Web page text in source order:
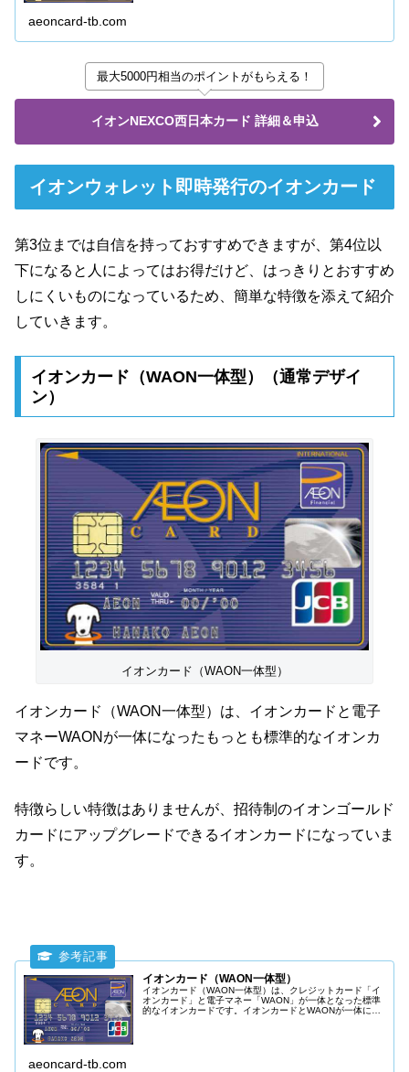
aeoncard-tb.com
最大5000円相当のポイントがもらえる！
イオンNEXCO西日本カード 詳細＆申込
イオンウォレット即時発行のイオンカード
第3位までは自信を持っておすすめできますが、第4位以
下になると人によってはお得だけど、はっきりとおすすめ
しにくいものになっているため、簡単な特徴を添えて紹介
していきます。
イオンカード（WAON一体型）（通常デザイ
ン）
イオンカード（WAON一体型）
イオンカード（WAON一体型）は、イオンカードと電子
マネーWAONが一体になったもっとも標準的なイオンカ
ードです。
特徴らしい特徴はありませんが、招待制のイオンゴールド
カードにアップグレードできるイオンカードになっていま
す。
イオンカード（WAON一体型）
イオンカード（WAON一体型）は、クレジットカード「イ
オンカード」と電子マネー「WAON」が一体となった標準
的なイオンカードです。イオンカードとWAONが一体にな
aeoncard-tb.com